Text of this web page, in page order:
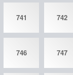
741 742
746 747